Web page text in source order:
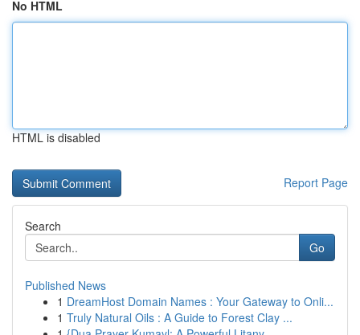
No HTML
HTML is disabled
Report Page
Search
Go
Published News
1 DreamHost Domain Names : Your Gateway to Onli...
1 Truly Natural Oils : A Guide to Forest Clay ...